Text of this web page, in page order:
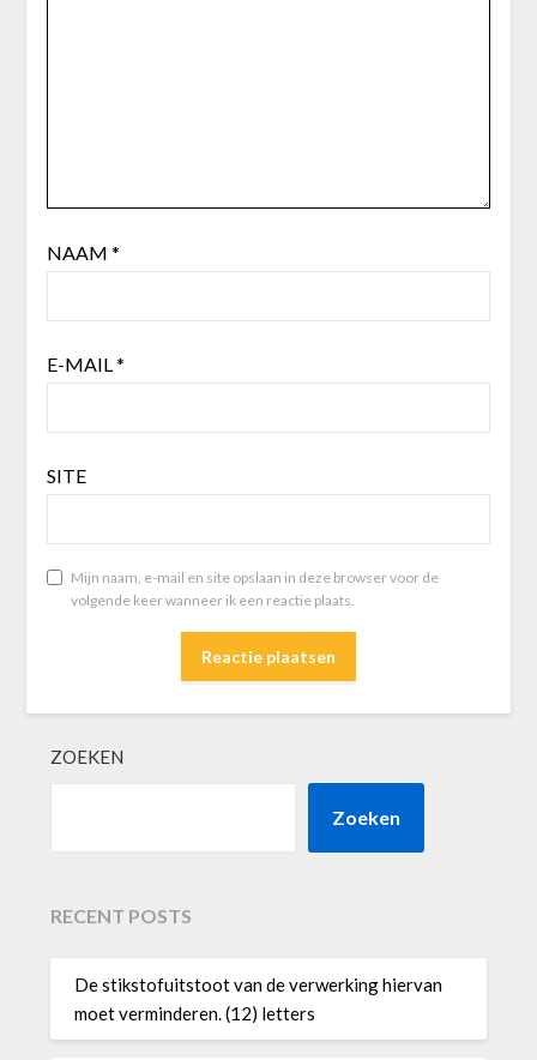
NAAM *
E-MAIL*
SITE
Mijn naam, e-mail en site opslaan in deze browser voor de
volgende keer wanneer ik een reactie plaats.
ZOEKEN
Zoeken
RECENT POSTS
De stikstofuitstoot van de verwerking hiervan
moet verminderen. (12) letters